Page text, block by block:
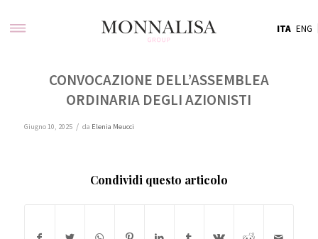
ITA ENG
CONVOCAZIONE DELL’ASSEMBLEA
ORDINARIA DEGLI AZIONISTI
Giugno 10, 2025 / da Elenia Meucci
Condividi questo articolo